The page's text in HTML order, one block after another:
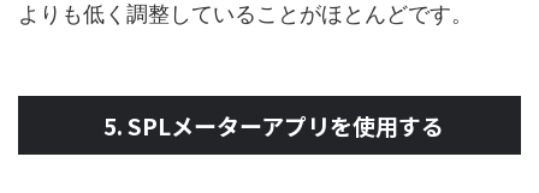
よりも低く調整していることがほとんどです。
5. SPLメーターアプリを使用する